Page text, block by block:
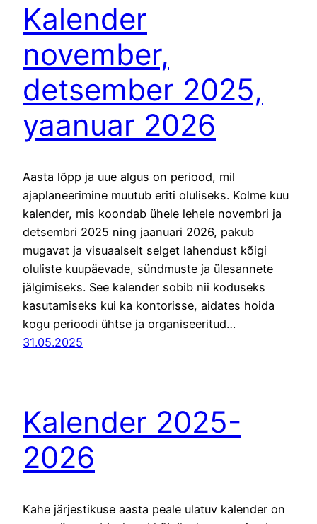
Kalender
november,
detsember 2025,
yaanuar 2026
Aasta lõpp ja uue algus on periood, mil
ajaplaneerimine muutub eriti oluliseks. Kolme kuu
kalender, mis koondab ühele lehele novembri ja
detsembri 2025 ning jaanuari 2026, pakub
mugavat ja visuaalselt selget lahendust kõigi
oluliste kuupäevade, sündmuste ja ülesannete
jälgimiseks. See kalender sobib nii koduseks
kasutamiseks kui ka kontorisse, aidates hoida
kogu perioodi ühtse ja organiseeritud…
31.05.2025
Kalender 2025-
2026
Kahe järjestikuse aasta peale ulatuv kalender on